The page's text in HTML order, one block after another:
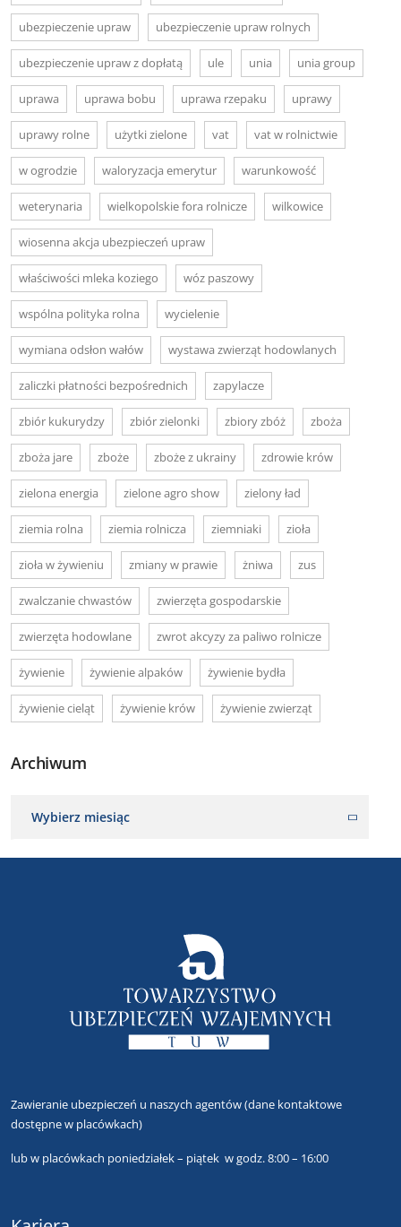
ubezpieczenie upraw ubezpieczenie upraw rolnych
ubezpieczenie upraw z dopłatą ule unia unia group
uprawa uprawa bobu uprawa rzepaku uprawy
uprawy rolne użytki zielone vat vat w rolnictwie
w ogrodzie waloryzacja emerytur warunkowość
weterynaria wielkopolskie fora rolnicze wilkowice
wiosenna akcja ubezpieczeń upraw
właściwości mleka koziego wóz paszowy
wspólna polityka rolna wycielenie
wymiana odsłon wałów wystawa zwierząt hodowlanych
zaliczki płatności bezpośrednich zapylacze
zbiór kukurydzy zbiór zielonki zbiory zbóż zboża
zboża jare zboże zboże z ukrainy zdrowie krów
zielona energia zielone agro show zielony ład
ziemia rolna ziemia rolnicza ziemniaki zioła
zioła w żywieniu zmiany w prawie żniwa zus
zwalczanie chwastów zwierzęta gospodarskie
zwierzęta hodowlane zwrot akcyzy za paliwo rolnicze
żywienie żywienie alpaków żywienie bydła
żywienie cieląt żywienie krów żywienie zwierząt
Archiwum
Wybierz miesiąc
Zawieranie ubezpieczeń u naszych agentów(dane kontaktowe
dostępne w placówkach)
lubw placówkach poniedziałek – piątek w godz. 8:00 – 16:00